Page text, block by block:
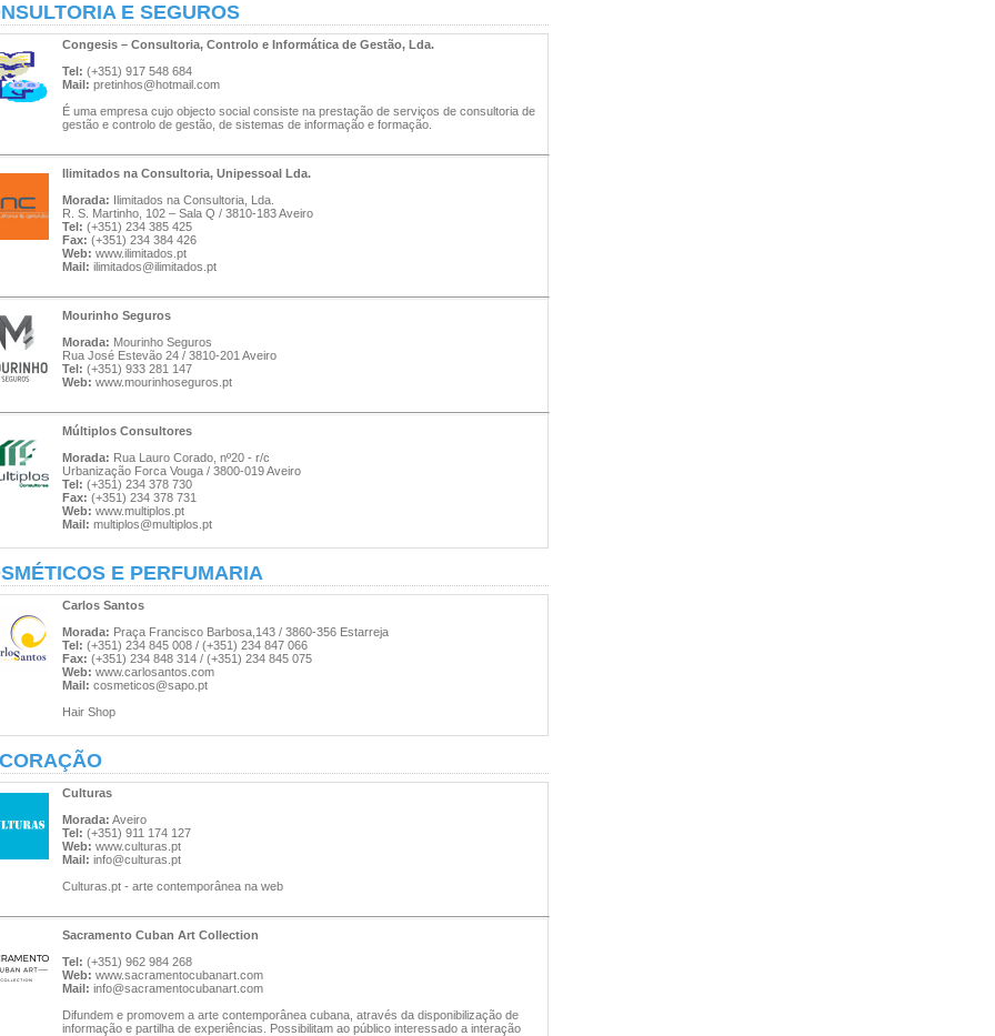
E SEGUROS
Congesis – Consultoria, Controlo e Informática de Gestão, Lda.
Tel: (+351) 917 548 684
Mail: pretinhos@hotmail.com
É uma empresa cujo objecto social consiste na prestação de serviços de consultoria de
gestão e controlo de gestão, de sistemas de informação e formação.
Ilimitados na Consultoria, Unipessoal Lda.
Morada: Ilimitados na Consultoria, Lda.
R. S. Martinho, 102 – Sala Q / 3810-183 Aveiro
Tel: (+351) 234 385 425
Fax: (+351) 234 384 426
Web: www.ilimitados.pt
Mail: ilimitados@ilimitados.pt
Mourinho Seguros
Morada: Mourinho Seguros
Rua José Estevão 24 / 3810-201 Aveiro
Tel: (+351) 933 281 147
Web: www.mourinhoseguros.pt
Múltiplos Consultores
Morada: Rua Lauro Corado, nº20 - r/c
Urbanização Forca Vouga / 3800-019 Aveiro
Tel: (+351) 234 378 730
Fax: (+351) 234 378 731
Web: www.multiplos.pt
Mail: multiplos@multiplos.pt
E PERFUMARIA
Carlos Santos
Morada: Praça Francisco Barbosa,143 / 3860-356 Estarreja
Tel: (+351) 234 845 008 / (+351) 234 847 066
Fax: (+351) 234 848 314 / (+351) 234 845 075
Web: www.carlosantos.com
Mail: cosmeticos@sapo.pt
Hair Shop
Culturas
Morada: Aveiro
Tel: (+351) 911 174 127
Web: www.culturas.pt
Mail: info@culturas.pt
Culturas.pt - arte contemporânea na web
Sacramento Cuban Art Collection
Tel: (+351) 962 984 268
Web: www.sacramentocubanart.com
Mail: info@sacramentocubanart.com
Difundem e promovem a arte contemporânea cubana, através da disponibilização de
informação e partilha de experiências. Possibilitam ao público interessado a interação